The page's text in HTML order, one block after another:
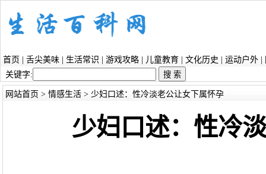
首页 舌尖美味 生活常识 游戏攻略 儿童教育 文化历史 运动户外
关键字:
网站首页 > 情感生活> 少妇口述：性冷淡老公让女下属怀孕
少妇口述：性冷